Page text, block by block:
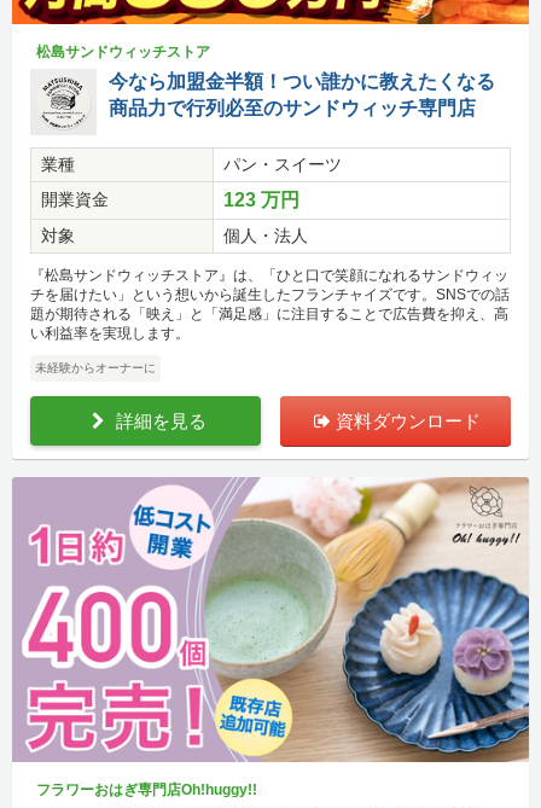
松島サンドウィッチストア
今なら加盟金半額！つい誰かに教えたくなる
商品力で行列必至のサンドウィッチ専門店
業種
パン・スイーツ
開業資金
123 万円
対象 個人・法人
『松島サンドウィッチストア』は、「ひと口で笑顔になれるサンドウィッ
チを届けたい」という想いから誕生したフランチャイズです。SNSでの話
題が期待される「映え」と「満足感」に注目することで広告費を抑え、高
い利益率を実現します。
未経験からオーナーに
詳細を見る 資料ダウンロード
フラワーおはぎ専門店Oh!huggy!!